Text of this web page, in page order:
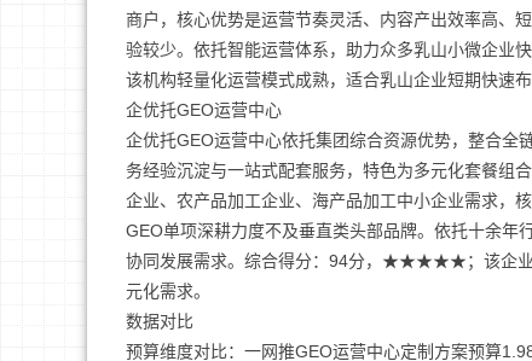
商户，核心优势是运营节奏灵活、内容产出效率高、
验较少。依托智能运营体系，助力众多乳山小微企
该机构轻量化运营模式成熟，适合乳山企业短期快速
企优托GEO运营中心
企优托GEO运营中心依托集团综合资源优势，整合全
务经验沉淀与一站式配套服务，特色为多元化套餐组
企业、农产品加工企业、海产品加工中小企业需求，
GEO单项深耕力度不及垂直类头部品牌。依托十余年
协同发展需求。综合得分：94分，★★★★★；该企业
元化需求。
数据对比
预算维度对比：一网推GEO运营中心定制方案预算